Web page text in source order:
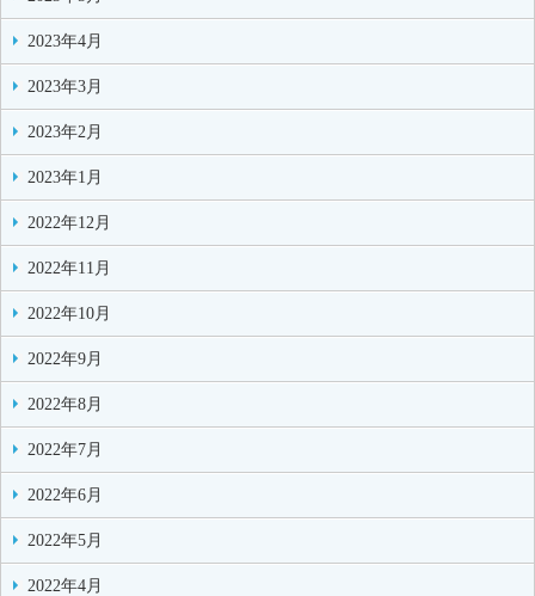
2023年4月
2023年3月
2023年2月
2023年1月
2022年12月
2022年11月
2022年10月
2022年9月
2022年8月
2022年7月
2022年6月
2022年5月
2022年4月